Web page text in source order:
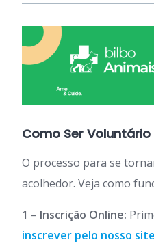
Como Ser Voluntário
O processo para se
acolhedor. Veja como
1 – Inscrição Online:
inscrever pelo nosso site